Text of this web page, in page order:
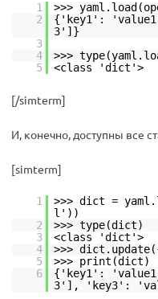
1
>>>
2
{'key1':
3']}
3
4
>>>
5
<class 'dict'>
[/simterm]
И, конечно, доступны все
[simterm]
1
>>> dict =
l'))
2
>>> type(dict)
3
<class 'dict'>
4
>>>
5
>>> print(dict)
6
{'key1':
3'], 'key3':